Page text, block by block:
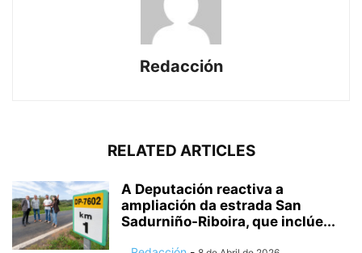
Redacción
RELATED ARTICLES
A Deputación reactiva a
ampliación da estrada San
Sadurniño-Riboira, que inclúe...